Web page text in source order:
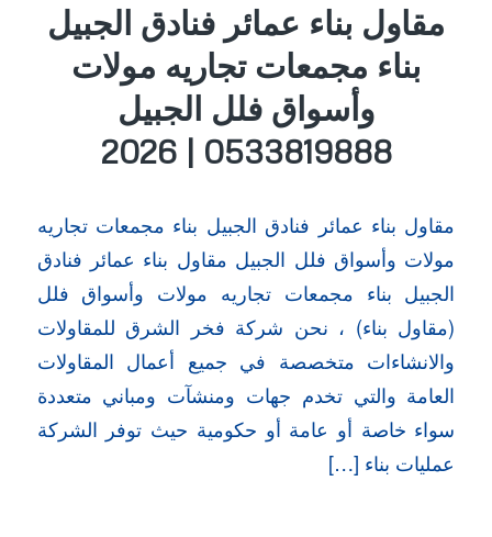
مقاول بناء عمائر فنادق الجبيل
بناء مجمعات تجاريه مولات
وأسواق فلل الجبيل
0533819888 | 2026
مقاول بناء عمائر فنادق الجبيل بناء مجمعات تجاريه
مولات وأسواق فلل الجبيل مقاول بناء عمائر فنادق
الجبيل بناء مجمعات تجاريه مولات وأسواق فلل
(مقاول بناء) ، نحن شركة فخر الشرق للمقاولات
والانشاءات متخصصة في جميع أعمال المقاولات
العامة والتي تخدم جهات ومنشآت ومباني متعددة
سواء خاصة أو عامة أو حكومية حيث توفر الشركة
عمليات بناء […]